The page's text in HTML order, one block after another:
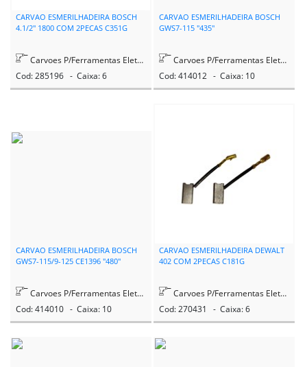
CARVAO ESMERILHADEIRA BOSCH
4.1/2" 1800 COM 2PECAS C351G
Carvoes P/Ferramentas Eletricas
Cod: 285196 - Caixa: 6
CARVAO ESMERILHADEIRA BOSCH
GWS7-115 "435"
Carvoes P/Ferramentas Eletricas
Cod: 414012 - Caixa: 10
CARVAO ESMERILHADEIRA BOSCH
GWS7-115/9-125 CE1396 "480"
Carvoes P/Ferramentas Eletricas
Cod: 414010 - Caixa: 10
CARVAO ESMERILHADEIRA DEWALT
402 COM 2PECAS C181G
Carvoes P/Ferramentas Eletricas
Cod: 270431 - Caixa: 6